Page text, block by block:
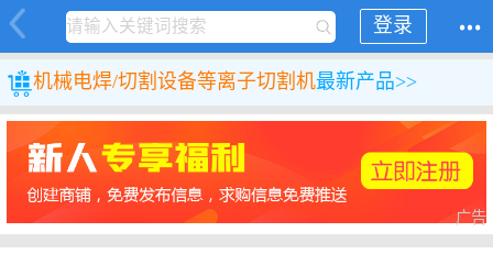
登录
机械电焊/切割设备等离子切割机最新产品>>
广告